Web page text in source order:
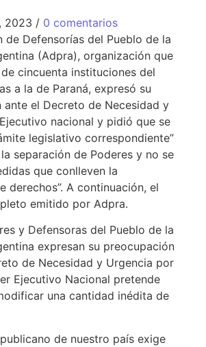
2023 / 0 comentarios
de Defensorías del Pueblo de la
(Adpra), organización que
cincuenta instituciones del
a la de Paraná, expresó su
ante el Decreto de Necesidad y
nacional y pidió que se
legislativo correspondiente”
separación de Poderes y no se
que conlleven la
derechos”. A continuación, el
emitido por Adpra.
y Defensoras del Pueblo de la
expresan su preocupación
de Necesidad y Urgencia por
Ejecutivo Nacional pretende
una cantidad inédita de
de nuestro país exige